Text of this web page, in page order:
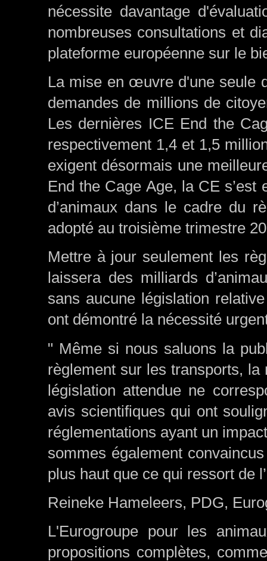
nécessite davantage
nombreuses consultations et
plateforme européenne sur le
La mise en œuvre d'une seule
demandes de millions de
Les dernières ICE End the
respectivement 1,4 et 1,5
exigent désormais une
End the Cage Age, la CE s’est
d’animaux dans le cadre du
adopté au troisième trimestre
Mettre à jour seulement les
laissera des milliards
sans aucune législation
ont démontré la nécessité
" Même si nous saluons la
règlement sur les transports,
législation attendue ne
avis scientifiques qui ont
réglementations ayant un
sommes également
plus haut que ce qui ressort de
Reineke Hameleers, PDG,
L'Eurogroupe pour les
propositions complètes,